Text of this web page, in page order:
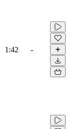
1:42 -